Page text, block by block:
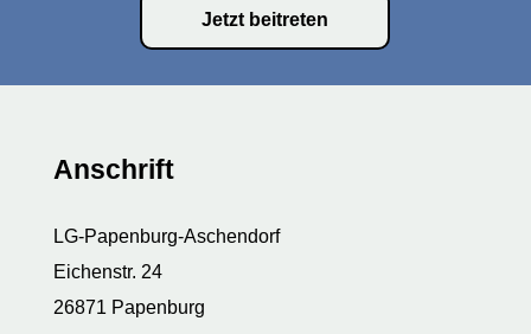
Jetzt beitreten
Anschrift
LG-Papenburg-Aschendorf
Eichenstr. 24
26871 Papenburg